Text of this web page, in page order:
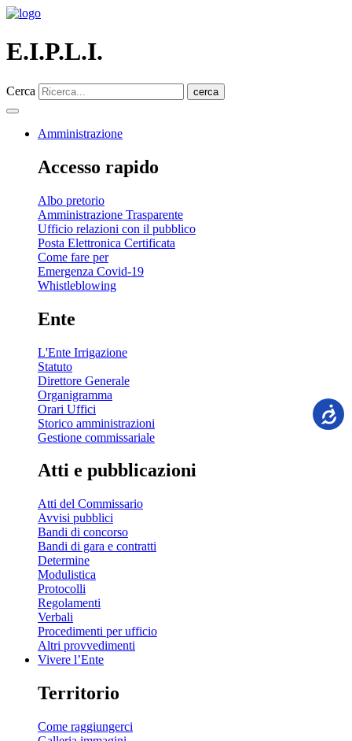
E.I.P.L.I.
Cerca cerca
Amministrazione
Accesso rapido
Albo pretorio
Amministrazione Trasparente
Ufficio relazioni con il pubblico
Posta Elettronica Certificata
Come fare per
Emergenza Covid-19
Whistleblowing
Ente
L'Ente Irrigazione
Statuto
Direttore Generale
Organigramma
Orari Uffici
Storico amministrazioni
Gestione commissariale
Atti e pubblicazioni
Atti del Commissario
Avvisi pubblici
Bandi di concorso
Bandi di gara e contratti
Determine
Modulistica
Protocolli
Regolamenti
Verbali
Procedimenti per ufficio
Altri provvedimenti
Vivere l’Ente
Territorio
Come raggiungerci